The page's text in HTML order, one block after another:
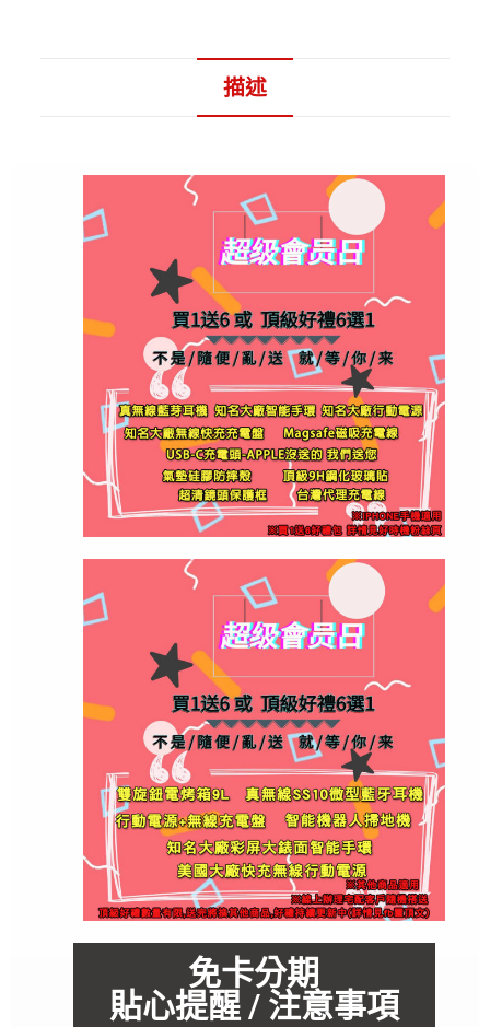
k
p
h
t
y
L
i
k
描述
描述
任天堂 Switch OLED 主機 -【好時機 ᴱᴬᶜᴴ
免卡分期 無卡分期 分期付款】
分期付款 分 期 付款 付 款 機車借款 機車 借款 學生
卡分期 手機分期付款 刷卡分期 刷卡 信用卡分期 信
竹 苗栗 台中 南投 彰化 雲林 嘉義 台南 高雄 屏東 台東
卡分期 新竹無卡分期 苗栗無卡分期 台中無卡分期 南
東無卡分期 花蓮無卡分期 宜蘭無卡分期 澎湖無卡分
卡分期 中壢免卡分期 新竹免卡分期 苗栗免卡分期 台
東免卡分期 台東免卡分期 花蓮免卡分期 宜蘭免卡分
台中分期 南投分期 彰化分期 雲林分期 嘉義分期 台
借款 桃園借款 中壢借款 新竹借款 苗栗借款 台中借
湖借款 金門借款 基隆手機分期 台北手機分期 新北
手機分期 雲林手機分期 嘉義手機分期 台南手機分期
期 基隆買手機 台北買手機 新北買手機 桃園買手機 中
買手機 高雄買手機 屏東買手機 台東買手機 花蓮買手
AIRPODS保險 保固 基隆手機保險 台北手機保險 新
化手機保險 雲林手機保險 嘉義手機保險 台南手機保
險 台南東區手機保險 東區手機保險 耳機保險
款 基隆分期付款 台北分期付款 新北分期付款 桃園分
期付款 嘉義分期付款 台南分期付款 高雄分期付款 屏
款 東區分期付款 遠傳 電信 台灣大哥大 台哥大 中華電
門號 中壢辦門號 新竹辦門號 苗栗辦門號 台中辦門號
蓮辦門號 宜蘭辦門號 澎湖辦門號 金門辦門號 台南東
二手手機 桃園二手手機 中壢二手手機 新竹二手手機
機 高雄二手手機 屏東二手手機 台東二手手機 花蓮二
理 線上辦理分期 基隆線上分期 台北線上分期 新北線
線上分期 雲林線上分期 嘉義線上分期 台南線上分期
期 推薦 優惠 便宜 0元 免費 免預繳 免頭款 免保人 免
易通訊 蝦皮購物 購物 PCHOME MOMO 東森 樂天 奇
圖 美圖手機 REALME GOOGLE SHARP VIVO 小米
21吋 筆電分期 筆電 桌機 主機 電腦主機 電腦螢幕 音
筆電 DELL 戴爾 HP 惠普筆電 HP筆電 TT 曜越
顯卡 平板分期 平板電腦 ASUS平板 SAMSUNG平板
Store CANON 1DX Mark II EOS M6 IXUS 285
免卡分期
貼心提醒 / 注意事項